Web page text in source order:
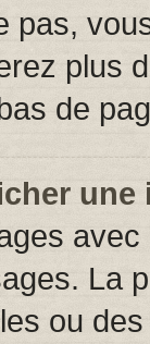
pas,
plus
de
une
La
ou